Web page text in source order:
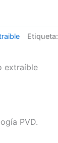
Etiqueta:
extraíble
PVD.